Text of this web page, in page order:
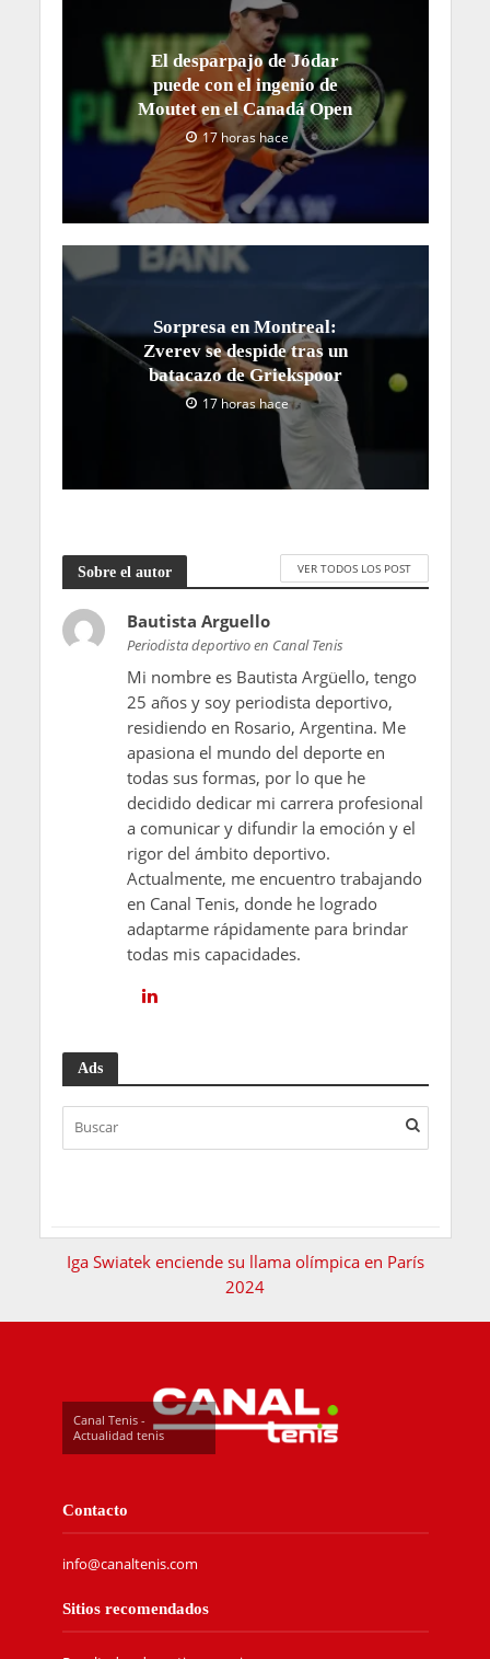
El desparpajo de Jódar
puede con el ingenio de
Moutet en el Canadá Open
17 horas hace
Sorpresa en Montreal:
Zverev se despide tras un
batacazo de Griekspoor
17 horas hace
Sobre el autor VER TODOS LOS POST
Bautista Arguello
Periodista deportivo en Canal Tenis
Mi nombre es Bautista Argüello, tengo
25 años y soy periodista deportivo,
residiendo en Rosario, Argentina. Me
apasiona el mundo del deporte en
todas sus formas, por lo que he
decidido dedicar mi carrera profesional
a comunicar y difundir la emoción y el
rigor del ámbito deportivo.
Actualmente, me encuentro trabajando
en Canal Tenis, donde he logrado
adaptarme rápidamente para brindar
todas mis capacidades.
Ads
Iga Swiatek enciende su llama olímpica en París
2024
Canal Tenis -
Actualidad tenis
Contacto
info@canaltenis.com
Sitios recomendados